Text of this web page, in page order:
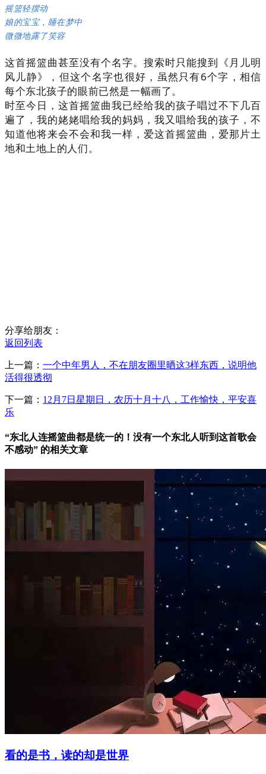
摇篮轻摆动
娘的宝宝，睡在梦中
微微地露了笑容
这首摇篮曲甚至没有个名字。搜索时只能搜到《月儿明
风儿静》，但这个名字也很好，虽然只有6个字，相信
每个东北孩子的眼前已然是一幅画了。
时至今日，这首摇篮曲我已经给我的孩子唱过不下几百
遍了，我的姥姥唱给我的妈妈，我又唱给我的孩子，不
知道他将来会不会和我一样，爱这首摇篮曲，爱那片土
地和土地上的人们。
分享给朋友：
返回列表
上一篇： 一个中年男人，不在朋友圈里晒这3样东西，说明他
活得很透彻
下一篇： 12月7日星期日，农历十月十八，工作愉快，平安喜
乐
“东北人连摇篮曲都是统一的！没有一个东北人听到这首歌会
不感动” 的相关文章
看的是书，读的却是世界